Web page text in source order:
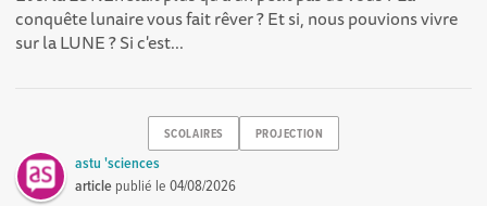
conquête lunaire vous fait rêver ? Et si, nous pouvions vivre
sur la LUNE ? Si c'est...
SCOLAIRES PROJECTION
astu 'sciences
article publié le04/08/2026